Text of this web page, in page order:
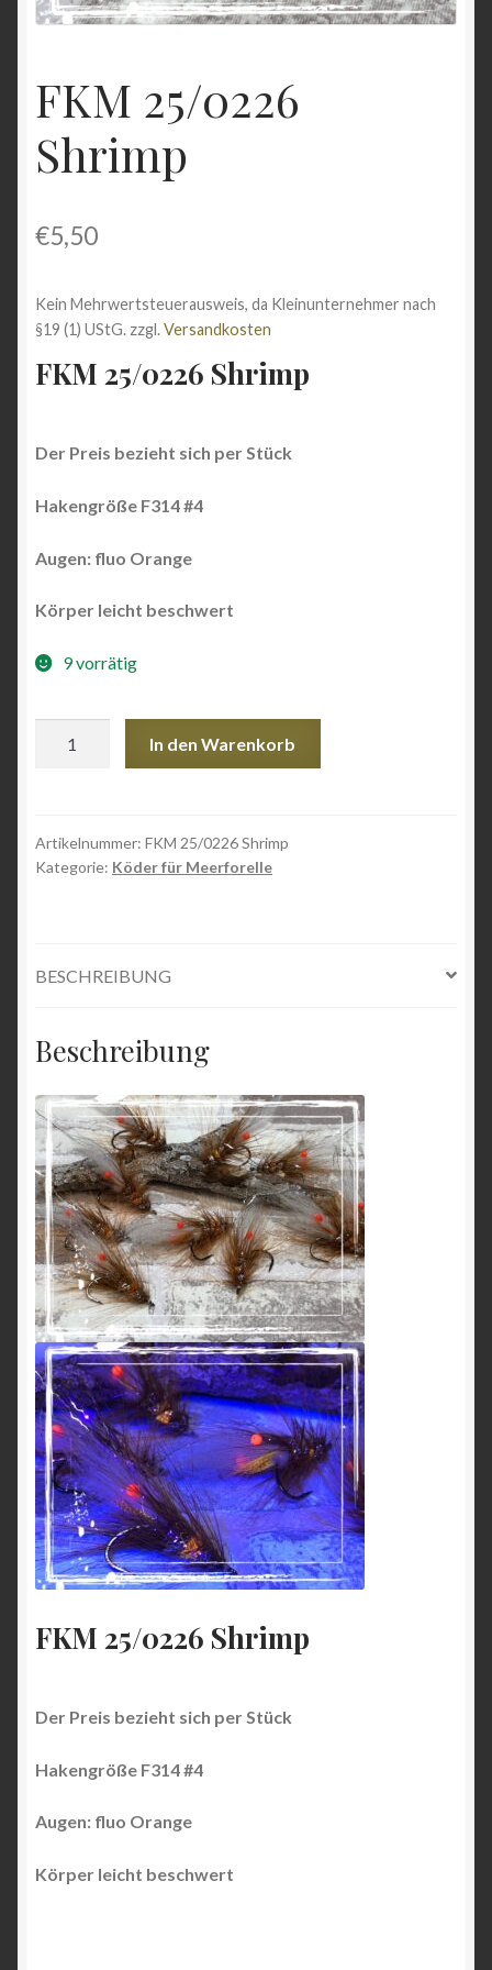
Shop
Vertrag widerrufen
Widerrufsbelehrung
Zahlungsarten
FKM 25/0226
Shrimp
€5,50
Kein Mehrwertsteuerausweis, da Kleinunternehmer nach
§19 (1) UStG. zzgl.Versandkosten
FKM 25/0226 Shrimp
Der Preis bezieht sich per Stück
Hakengröße F314 #4
Augen: fluo Orange
Körper leicht beschwert
9 vorrätig
In den Warenkorb
Artikelnummer: FKM 25/0226 Shrimp
Kategorie: Köder für Meerforelle
BESCHREIBUNG
Beschreibung
FKM 25/0226 Shrimp
Der Preis bezieht sich per Stück
Hakengröße F314 #4
Augen: fluo Orange
Körper leicht beschwert